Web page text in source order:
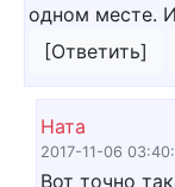
одном месте.
[Ответить]
Ната
2017-11-06
Вот точно